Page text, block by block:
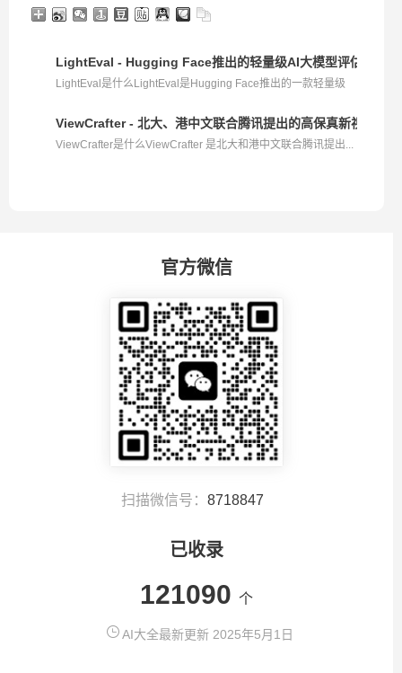
LightEval - Hugging Face推出的轻量级AI大模型评估工具
LightEval是什么LightEval是Hugging Face推出的一款轻量级
ViewCrafter - 北大、港中文联合腾讯提出的高保真新视图合
ViewCrafter是什么ViewCrafter 是北大和港中文联合腾讯提出...
官方微信
扫描微信号： 8718847
已收录
121090 个
AI大全最新更新 2025年5月1日